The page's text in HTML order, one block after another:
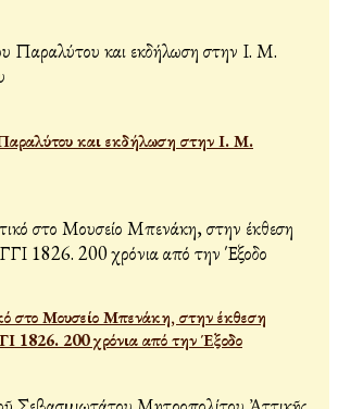
και εκδήλωση στην Ι. Μ.
στο Μουσείο Μπενάκη, στην έκθεση
200 χρόνια από την Έξοδο